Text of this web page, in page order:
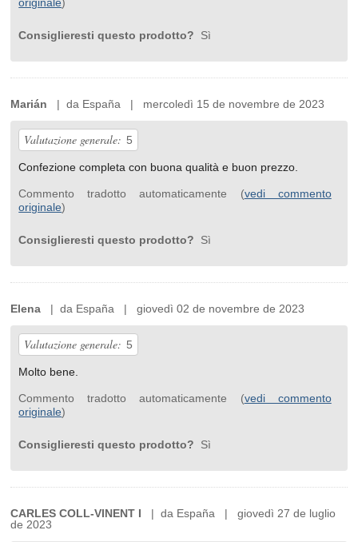
Consiglieresti questo prodotto? Sì
Marián | da España | mercoledì 15 de novembre de 2023
Valutazione generale: 5
Confezione completa con buona qualità e buon prezzo.
Commento tradotto automaticamente (vedi commento
originale)
Consiglieresti questo prodotto? Sì
Elena | da España | giovedì 02 de novembre de 2023
Valutazione generale: 5
Molto bene.
Commento tradotto automaticamente (vedi commento
originale)
Consiglieresti questo prodotto? Sì
CARLES COLL-VINENT I | da España | giovedì 27 de luglio
de 2023